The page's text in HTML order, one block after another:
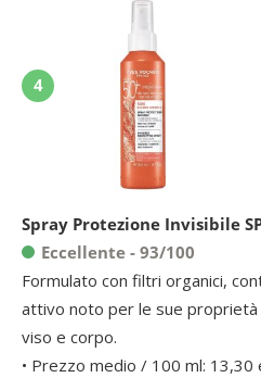
4
Spray Protezione Invisibile
Eccellente - 93/100
Formulato con filtri organici,
attivo noto per le sue proprietà
viso e corpo.
• Prezzo medio / 100 ml: 13,30